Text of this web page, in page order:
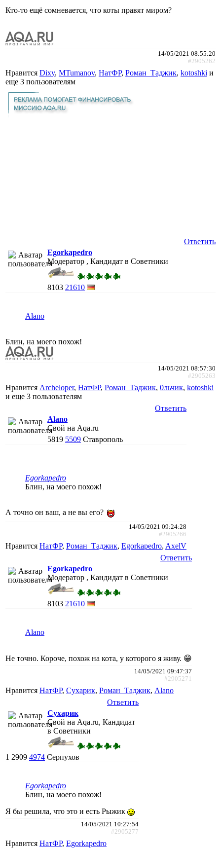
Кто-то ещё сомневается, что коты правят миром?
14/05/2021 08:55:20
#2905262
Нравится Dixy, MTumanov, НатФР, Роман_Таджик, kotoshki и
еще 3 пользователям
Ответить
Egorkapedro
Модератор , Кандидат в Советники
8103 21610
Alano
Блин, на моего похож!
14/05/2021 08:57:30
#2905263
Нравится Archeloper, НатФР, Роман_Таджик, 0льчик, kotoshki
и еще 3 пользователям
Ответить
Alano
Свой на Aqa.ru
5819 5509 Ставрополь
Egorkapedro
Блин, на моего похож!
А точно он ваш, а не вы его?
14/05/2021 09:24:28
#2905266
Нравится НатФР, Роман_Таджик, Egorkapedro, AxelV
Ответить
Egorkapedro
Модератор , Кандидат в Советники
8103 21610
Alano
Не точно. Короче, похож на кота, у которого я живу. 😁
14/05/2021 09:47:37
#2905271
Нравится НатФР, Сухарик, Роман_Таджик, Alano
Ответить
Сухарик
Свой на Aqa.ru, Кандидат
в Советники
1 2909 4974 Серпухов
Egorkapedro
Блин, на моего похож!
Я бы решила, что это и есть Рыжик
14/05/2021 10:27:54
#2905277
Нравится НатФР, Egorkapedro